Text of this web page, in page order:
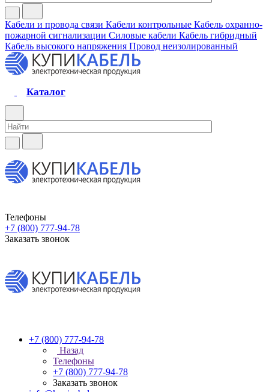
Кабели и провода связи Кабели контрольные Кабель охранно-
пожарной сигнализации Силовые кабели Кабель гибридный
Кабель высокого напряжения Провод неизолированный
Каталог
Телефоны
+7 (800) 777-94-78
Заказать звонок
+7 (800) 777-94-78
Назад
Телефоны
+7 (800) 777-94-78
Заказать звонок